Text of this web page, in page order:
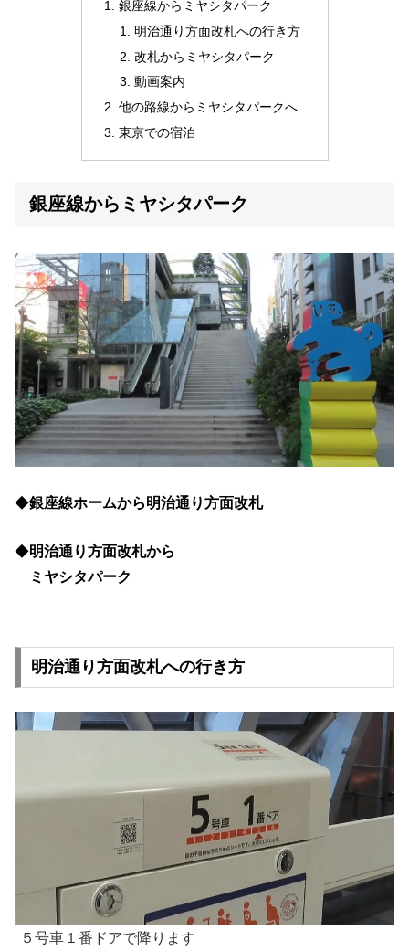
銀座線からミヤシタパーク
明治通り方面改札への行き方
改札からミヤシタパーク
動画案内
他の路線からミヤシタパークへ
東京での宿泊
銀座線からミヤシタパーク
◆銀座線ホームから明治通り方面改札
◆明治通り方面改札から
ミヤシタパーク
明治通り方面改札への行き方
５号車１番ドアで降ります